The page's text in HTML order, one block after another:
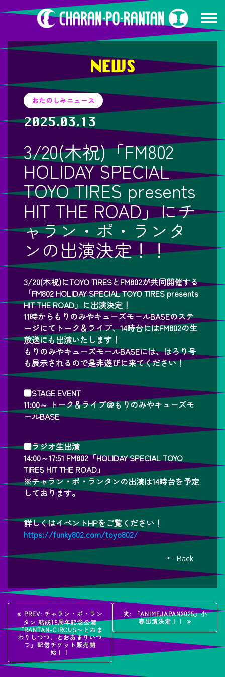
NEWS
おたのしみニュース
2025.03.13
3/20(木祝)「FM802
HOLIDAY SPECIAL
TOYO TIRES presents
HIT THE ROAD」にチ
ャラン・ポ・ランタ
ンの出演決定！！
3/20(木祝)にTOYO TIRESとFM802が共同開催する
「FM802 HOLIDAY SPECIAL TOYO TIRES presents
HIT THE ROAD」に出演決定！
11時からもりのみやキューズモールBASEのステ
ージにてトーク＆ライブ、14時台にはFM802の生
放送にも出演いたします！
もりのみやキューズモールBASEには、はろり号
も展示されるので是非遊びに来てください！
■STAGE EVENT
11:00～ トーク＆ライブ＠もりのみやキューズモ
ールBASE
■ラジオ生出演
14:00～17:51 FM802「HOLIDAY SPECIAL TOYO
TIRES HIT THE ROAD」
※チャラン・ポ・ランタンの出演は14時台を予定
しております。
詳しくはイベントHPをご覧ください！
https://funky802.com/toyo802/
← Back
投
稿
ナ
PREV: 過
去
の
投
稿:
チャラン・ポ・ラン
タン 結成15周年記念公演
「RANTAN-CIRCUS〜とおま
わりしつつ、とおあまりいつ
つ」配信チケット販売開
始！！
次:
次
の
稿:
「ANIMEJAPAN2025」小
春出演決定！！